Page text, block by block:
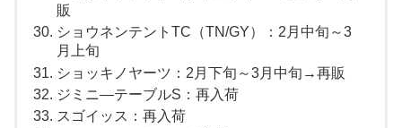
販
ショウネンテントTC（TN/GY）：2月中旬～3
月上旬
ショッキノヤーツ：2月下旬～3月中旬→再販
ジミニ―テーブルS：再入荷
スゴイッス：再入荷